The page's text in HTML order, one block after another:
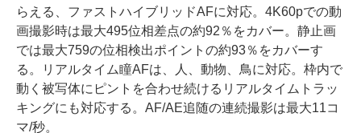
らえる、ファストハイブリッドAFに対応。4K60pでの動
画撮影時は最大495位相差点の約92％をカバー。静止画
では最大759の位相検出ポイントの約93％をカバーす
る。リアルタイム瞳AFは、人、動物、鳥に対応。枠内で
動く被写体にピントを合わせ続けるリアルタイムトラッ
キングにも対応する。AF/AE追随の連続撮影は最大11コ
マ/秒。